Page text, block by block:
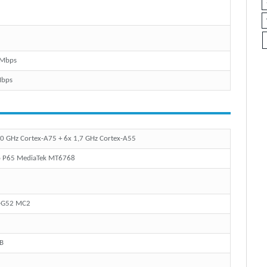
GHz Cortex-A75 + 6x 1,7 GHz Cortex-A55
P65 MediaTek MT6768
MC2